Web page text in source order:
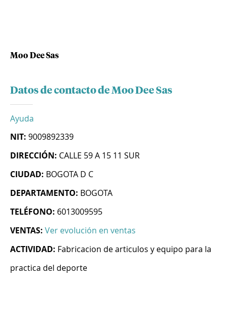
Moo Dee Sas
Datos de contacto de Moo Dee Sas
Ayuda
NIT: 9009892339
DIRECCIÓN: CALLE 59 A 15 11 SUR
CIUDAD: BOGOTA D C
DEPARTAMENTO: BOGOTA
TELÉFONO: 6013009595
VENTAS: Ver evolución en ventas
ACTIVIDAD: Fabricacion de articulos y equipo para la
practica del deporte